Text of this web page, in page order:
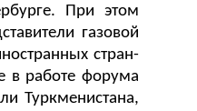
При этом
газовой
стран-
в работе форума
Туркменистана,